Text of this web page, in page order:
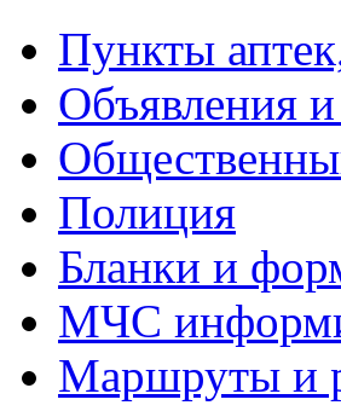
Пункты
Объявления
Полиция
Бланки и
МЧС
Маршруты и